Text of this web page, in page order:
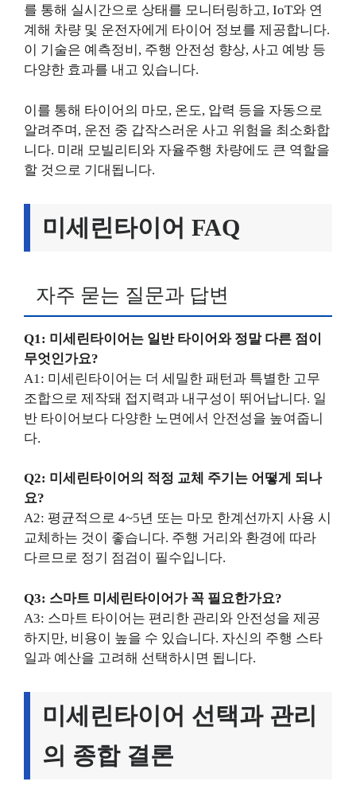
를 통해 실시간으로 상태를 모니터링하고, IoT와 연
계해 차량 및 운전자에게 타이어 정보를 제공합니다.
이 기술은 예측정비, 주행 안전성 향상, 사고 예방 등
다양한 효과를 내고 있습니다.
이를 통해 타이어의 마모, 온도, 압력 등을 자동으로
알려주며, 운전 중 갑작스러운 사고 위험을 최소화합
니다. 미래 모빌리티와 자율주행 차량에도 큰 역할을
할 것으로 기대됩니다.
미세린타이어 FAQ
자주 묻는 질문과 답변
Q1: 미세린타이어는 일반 타이어와 정말 다른 점이
무엇인가요?
A1: 미세린타이어는 더 세밀한 패턴과 특별한 고무
조합으로 제작돼 접지력과 내구성이 뛰어납니다. 일
반 타이어보다 다양한 노면에서 안전성을 높여줍니
다.
Q2: 미세린타이어의 적정 교체 주기는 어떻게 되나
요?
A2: 평균적으로 4~5년 또는 마모 한계선까지 사용 시
교체하는 것이 좋습니다. 주행 거리와 환경에 따라
다르므로 정기 점검이 필수입니다.
Q3: 스마트 미세린타이어가 꼭 필요한가요?
A3: 스마트 타이어는 편리한 관리와 안전성을 제공
하지만, 비용이 높을 수 있습니다. 자신의 주행 스타
일과 예산을 고려해 선택하시면 됩니다.
미세린타이어 선택과 관리
의 종합 결론